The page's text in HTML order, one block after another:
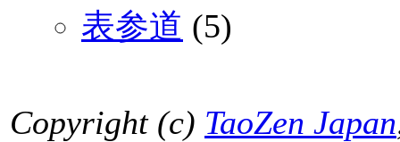
表参道 (5)
Copyright (c) TaoZen Japan